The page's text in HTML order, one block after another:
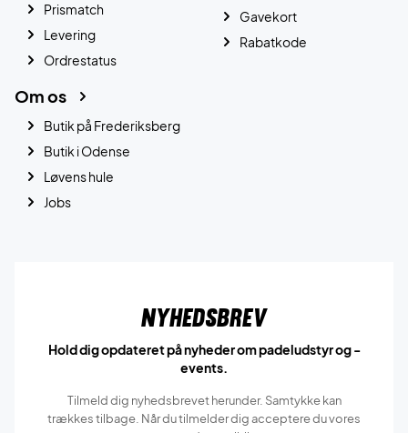
Prismatch
Levering
Ordrestatus
Gavekort
Rabatkode
Om os
Butik på Frederiksberg
Butik i Odense
Løvens hule
Jobs
Nyhedsbrev
Hold dig opdateret på nyheder om padeludstyr og -
events.
Tilmeld dig nyhedsbrevet herunder. Samtykke kan
trækkes tilbage. Når du tilmelder dig acceptere du vores